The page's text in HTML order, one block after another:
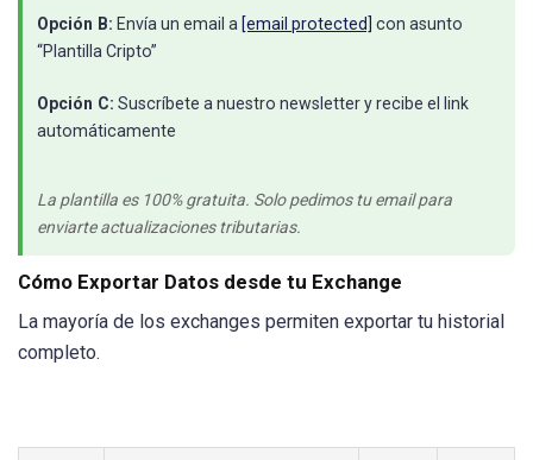
Opción B: Envía un email a [email protected] con asunto
“Plantilla Cripto”
Opción C: Suscríbete a nuestro newsletter y recibe el link
automáticamente
La plantilla es 100% gratuita. Solo pedimos tu email para
enviarte actualizaciones tributarias.
Cómo Exportar Datos desde tu Exchange
La mayoría de los exchanges permiten exportar tu historial
completo.